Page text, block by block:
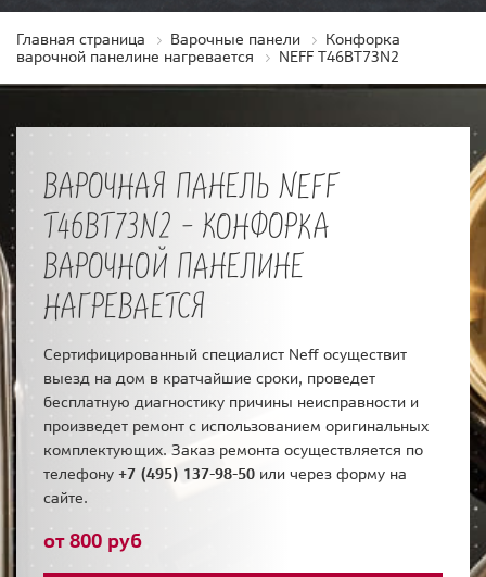
Главная страница Варочные панели
Конфорка
варочной панелине нагревается
NEFF T46BT73N2
ВАРОЧНАЯ ПАНЕЛЬ NEFF
T46BT73N2 - КОНФОРКА
ВАРОЧНОЙ ПАНЕЛИНЕ
НАГРЕВАЕТСЯ
Сертифицированный специалист Neff осуществит
выезд на дом в кратчайшие сроки, проведет
бесплатную диагностику причины неисправности и
произведет ремонт с использованием оригинальных
комплектующих. Заказ ремонта осуществляется по
телефону +7 (495) 137-98-50 или через форму на
сайте.
от 800 руб